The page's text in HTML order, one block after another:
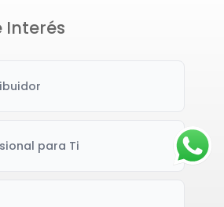
Interés
para Ti